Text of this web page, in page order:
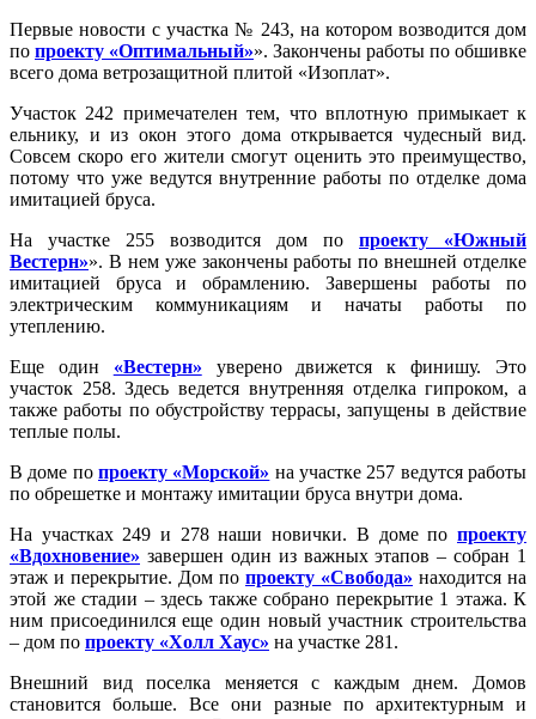
Первые новости с участка № 243, на котором возводится дом
по проекту «Оптимальный»». Закончены работы по обшивке
всего дома ветрозащитной плитой «Изоплат».
Участок 242 примечателен тем, что вплотную примыкает к
ельнику, и из окон этого дома открывается чудесный вид.
Совсем скоро его жители смогут оценить это преимущество,
потому что уже ведутся внутренние работы по отделке дома
имитацией бруса.
На участке 255 возводится дом по проекту «Южный
Вестерн»». В нем уже закончены работы по внешней отделке
имитацией бруса и обрамлению. Завершены работы по
электрическим коммуникациям и начаты работы по
утеплению.
Еще один «Вестерн» уверено движется к финишу. Это
участок 258. Здесь ведется внутренняя отделка гипроком, а
также работы по обустройству террасы, запущены в действие
теплые полы.
В доме по проекту «Морской» на участке 257 ведутся работы
по обрешетке и монтажу имитации бруса внутри дома.
На участках 249 и 278 наши новички. В доме по проекту
«Вдохновение» завершен один из важных этапов – собран 1
этаж и перекрытие. Дом по проекту «Свобода» находится на
этой же стадии – здесь также собрано перекрытие 1 этажа. К
ним присоединился еще один новый участник строительства
– дом по проекту «Холл Хаус» на участке 281.
Внешний вид поселка меняется с каждым днем. Домов
становится больше. Все они разные по архитектурным и